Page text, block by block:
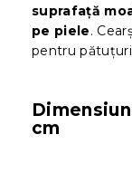
suprafață
pe piele.
pentru
cm